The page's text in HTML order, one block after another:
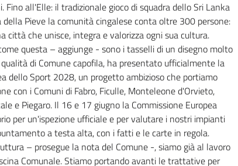
Fino all'Elle: il tradizionale gioco di squadra dello Sri Lanka
Pieve la comunità cingalese conta oltre 300 persone:
città che unisce, integra e valorizza ogni sua cultura.
questa – aggiunge - sono i tasselli di un disegno molto
di Comune capofila, ha presentato ufficialmente la
dello Sport 2028, un progetto ambizioso che portiamo
con i Comuni di Fabro, Ficulle, Monteleone d'Orvieto,
e Piegaro. Il 16 e 17 giugno la Commissione Europea
per un'ispezione ufficiale e per valutare i nostri impianti
a testa alta, con i fatti e le carte in regola.
– prosegue la nota del Comune -, siamo già al lavoro
Comunale. Stiamo portando avanti le trattative per